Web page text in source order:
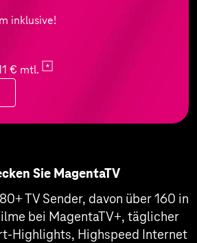
inklusive!
€ mtl.
Sie MagentaTV
TV Sender, davon über 160 in
bei MagentaTV+, täglicher
Highlights, Highspeed Internet